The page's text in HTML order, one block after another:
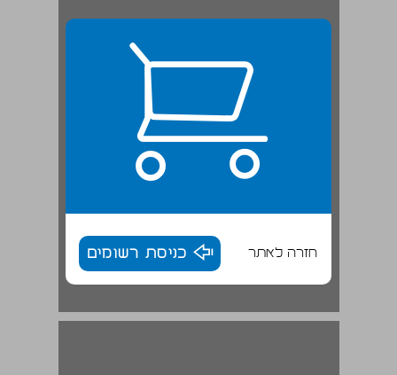
חזרה לאתר כניסת רשומים